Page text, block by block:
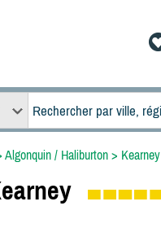
Algonquin / Haliburton> Kearney